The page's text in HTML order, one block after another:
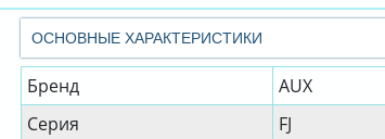
ОСНОВНЫЕ ХАРАКТЕРИСТИКИ
Бренд
AUX
Серия
FJ